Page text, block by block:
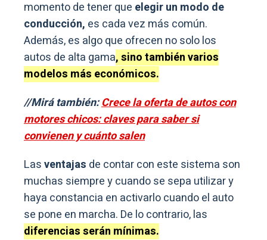
momento de tener que elegir un modo de
conducción, es cada vez más común.
Además, es algo que ofrecen no solo los
autos de alta gama, sino también varios
modelos más económicos.
//Mirá también:Crece la oferta de autos con
motores chicos: claves para saber si
convienen y cuánto salen
Lasventajas de contar con este sistema son
muchas siempre y cuando se sepa utilizar y
haya constancia en activarlo cuando el auto
se pone en marcha. De lo contrario, las
diferencias serán mínimas.